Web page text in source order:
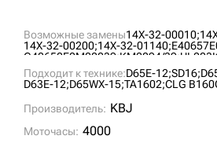
Возможные замены14X-32-00010;
14X-32-00200;14X-32-01140;
G40650E0M00039;KM2094/39;
VG4065E039;
Подходит к технике:D65E-12;SD16;
D63E-12;D65WX-15;TA1602;CLG
Производитель: KBJ
Моточасы: 4000